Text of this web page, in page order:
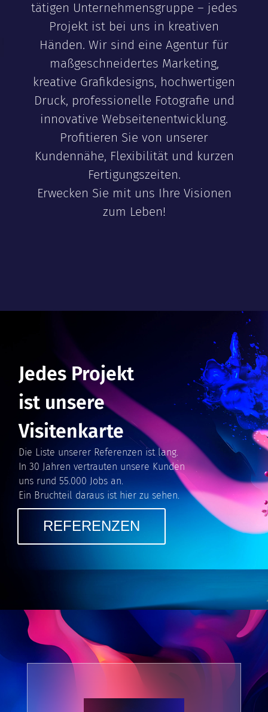
tätigen Unternehmensgruppe – jedes
Projekt ist bei uns in kreativen
Händen. Wir sind eine Agentur für
maßgeschneidertes Marketing,
kreative Grafikdesigns, hochwertigen
Druck, professionelle Fotografie und
innovative Webseitenentwicklung.
Profitieren Sie von unserer
Kundennähe, Flexibilität und kurzen
Fertigungszeiten.
Erwecken Sie mit uns Ihre Visionen
zum Leben!
Jedes Projekt
ist unsere
Visitenkarte
Die Liste unserer Referenzen ist lang.
In 30 Jahren vertrauten unsere Kunden
uns rund 55.000 Jobs an.
Ein Bruchteil daraus ist hier zu sehen.
REFERENZEN